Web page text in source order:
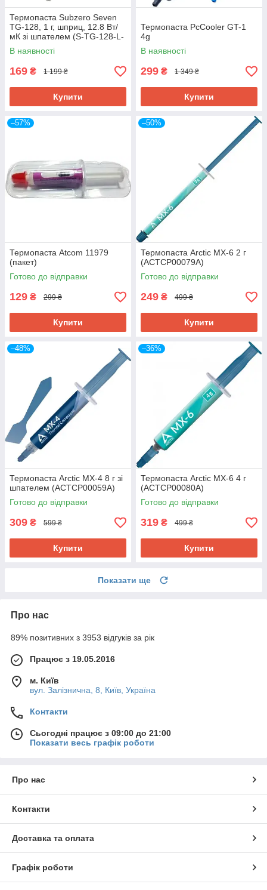
Термопаста Subzero Seven
TG-128, 1 г, шприц, 12.8 Вт/
мК зі шпателем (S-TG-128-L-
1G)
В наявності
169 ₴ 1 199 ₴
Купити
Термопаста PcCooler GT-1
4g
В наявності
299 ₴ 1 349 ₴
Купити
–57%
Термопаста Atcom 11979
(пакет)
Готово до відправки
129 ₴ 299 ₴
Купити
–50%
Термопаста Arctic MX-6 2 г
(ACTCP00079A)
Готово до відправки
249 ₴ 499 ₴
Купити
–48%
Термопаста Arctic MX-4 8 г зі
шпателем (ACTCP00059A)
Готово до відправки
309 ₴ 599 ₴
Купити
–36%
Термопаста Arctic MX-6 4 г
(ACTCP00080A)
Готово до відправки
319 ₴ 499 ₴
Купити
Показати ще
Про нас
89% позитивних з 3953 відгуків за рік
Працює з 19.05.2016
м. Київ
вул. Залізнична, 8, Київ, Україна
Контакти
Сьогодні працює з 09:00 до 21:00
Показати весь графік роботи
Про нас
Контакти
Доставка та оплата
Графік роботи